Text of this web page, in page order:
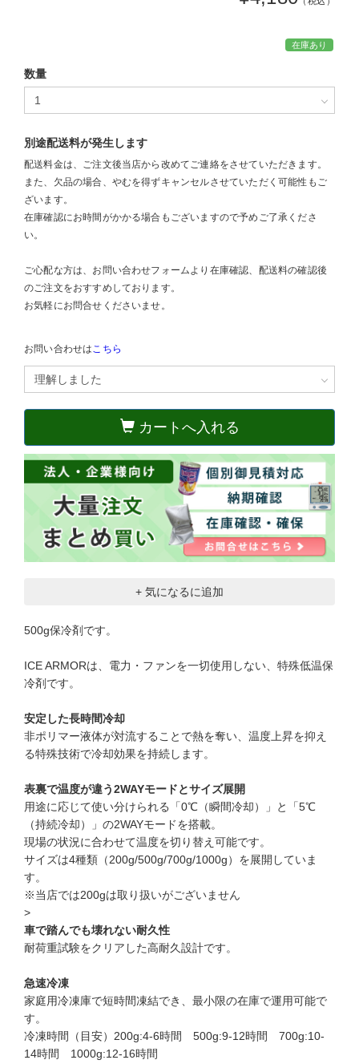
在庫あり
数量
別途配送料が発生します
配送料金は、ご注文後当店から改めてご連絡をさせていただきます。
また、欠品の場合、やむを得ずキャンセルさせていただく可能性もご
ざいます。
在庫確認にお時間がかかる場合もございますので予めご了承くださ
い。
ご心配な方は、お問い合わせフォームより在庫確認、配送料の確認後
のご注文をおすすめしております。
お気軽にお問合せくださいませ。
お問い合わせは こちら
カートへ入れる
+ 気になるに追加
500g保冷剤です。
ICE ARMORは、電力・ファンを一切使用しない、特殊低温保
冷剤です。
安定した長時間冷却
非ポリマー液体が対流することで熱を奪い、温度上昇を抑え
る特殊技術で冷却効果を持続します。
表裏で温度が違う2WAYモードとサイズ展開
用途に応じて使い分けられる「0℃（瞬間冷却）」と「5℃
（持続冷却）」の2WAYモードを搭載。
現場の状況に合わせて温度を切り替え可能です。
サイズは4種類（200g/500g/700g/1000g）を展開していま
す。
※当店では200gは取り扱いがございません
>
車で踏んでも壊れない耐久性
耐荷重試験をクリアした高耐久設計です。
急速冷凍
家庭用冷凍庫で短時間凍結でき、最小限の在庫で運用可能で
す。
冷凍時間（目安）200g:4-6時間 500g:9-12時間 700g:10-
14時間 1000g:12-16時間